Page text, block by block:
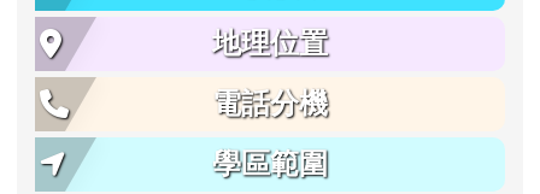
地理位置
電話分機
學區範圍